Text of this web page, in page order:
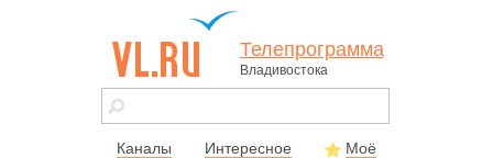
vl.ru - сайт
города
Телепрограмма
Владивостока
Каналы Интересное Моё